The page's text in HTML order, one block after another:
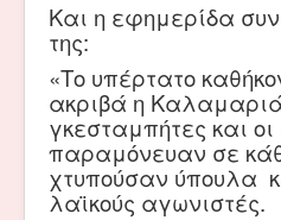
Και η εφημερίδα
της:
«Το υπέρτατο
ακριβά η
γκεσταμπήτες και
παραμόνευαν σε
χτυπούσαν ύπουλα
λαϊκούς αγωνιστές.